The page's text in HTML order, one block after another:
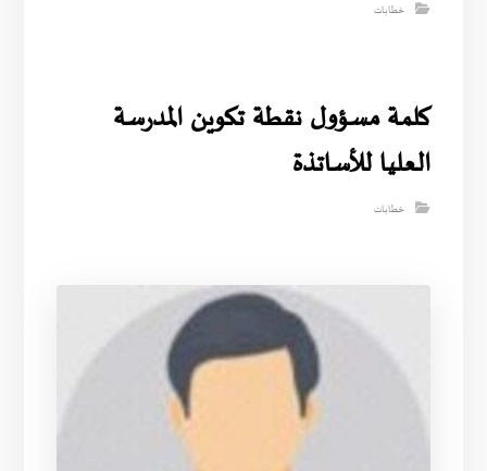
خطابات
كلمة مسؤول نقطة تكوين المدرسة
العليا للأساتذة
خطابات